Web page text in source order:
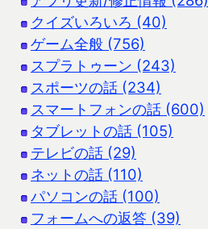
クイズいろいろ (40)
ゲーム全般 (756)
スプラトゥーン (243)
スポーツの話 (234)
スマートフォンの話 (600)
タブレットの話 (105)
テレビの話 (29)
ネットの話 (110)
パソコンの話 (100)
フォームへの返答 (39)